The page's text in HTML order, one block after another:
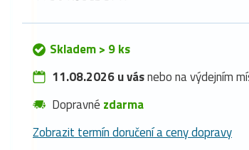
Skladem > 9 ks
11.08.2026 u vásnebo na výdejním
Dopravné zdarma
Zobrazit termín doručení a ceny dopravy